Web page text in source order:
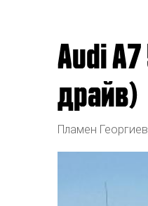
Audi A7 55 TFSI: прекрасен силует, интериор и пътно поведение (тест
драйв)
Пламен Георгиев